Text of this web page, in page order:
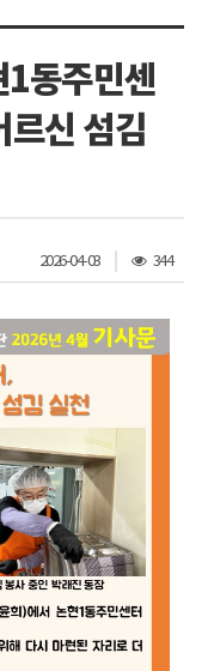
동주민센
르신 섬김
2026-04-03
조
회
344